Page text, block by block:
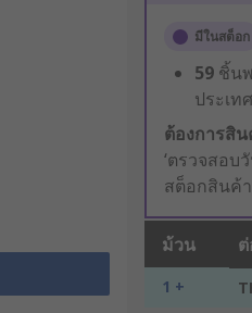
มีในสต็อก
59 ชิ้น
ประเทศ
ต้องการสิ
‘ตรวจสอบ
สต็อกสินค้
ม้วน
1 +